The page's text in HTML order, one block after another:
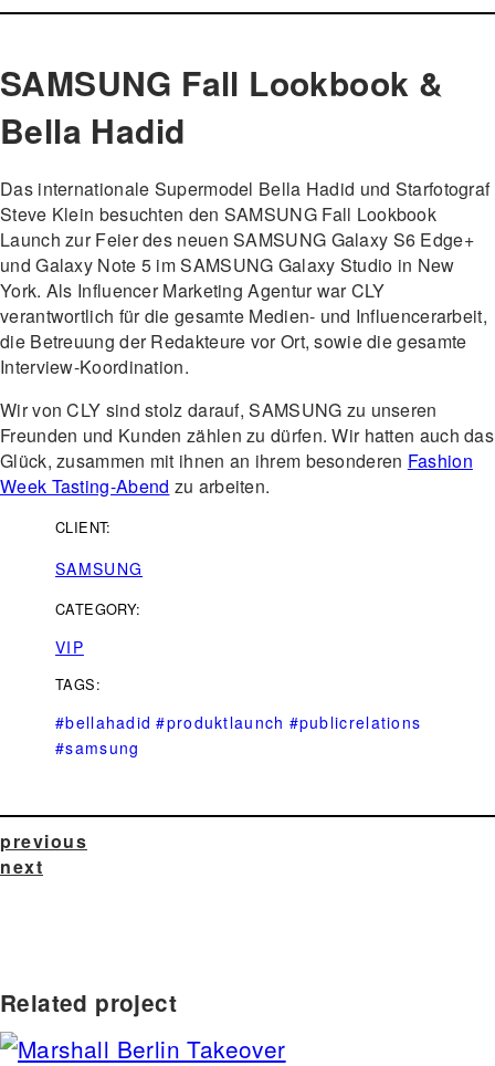
SAMSUNG Fall Lookbook &
Bella Hadid
Das internationale Supermodel Bella Hadid und Starfotograf
Steve Klein besuchten den SAMSUNG Fall Lookbook
Launch zur Feier des neuen SAMSUNG Galaxy S6 Edge+
und Galaxy Note 5 im SAMSUNG Galaxy Studio in New
York. Als Influencer Marketing Agentur war CLY
verantwortlich für die gesamte Medien- und Influencerarbeit,
die Betreuung der Redakteure vor Ort, sowie die gesamte
Interview-Koordination.
Wir von CLY sind stolz darauf, SAMSUNG zu unseren
Freunden und Kunden zählen zu dürfen. Wir hatten auch das
Glück, zusammen mit ihnen an ihrem besonderen Fashion
Week Tasting-Abend zu arbeiten.
CLIENT:
SAMSUNG
CATEGORY:
VIP
TAGS:
#bellahadid #produktlaunch #publicrelations
#samsung
previous
next
Related project